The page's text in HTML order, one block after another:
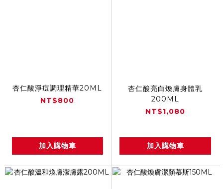
杏仁酸淨痘調理精華20ML
NT$800
加入購物車
杏仁酸亮白煥膚身體乳
200ML
NT$1,080
加入購物車